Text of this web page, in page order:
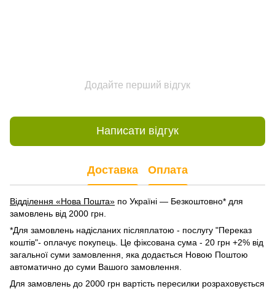
Додайте перший відгук
Написати відгук
Доставка Оплата
Відділення «Нова Пошта» по Україні — Безкоштовно* для
замовлень від 2000 грн.
*Для замовлень надісланих післяплатою - послугу "Переказ
коштів"- оплачує покупець. Це фіксована сума - 20 грн +2% від
загальної суми замовлення, яка додається Новою Поштою
автоматично до суми Вашого замовлення.
Для замовлень до 2000 грн вартість пересилки розраховується